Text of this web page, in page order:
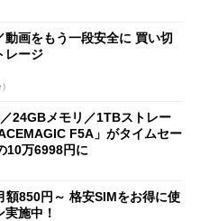
動画をもう一段安全に 買い切
レージ
24GBメモリ／1TBストレー
F5A」がタイムセー
10万6998円に
額850円～ 格安SIMをお得に使
実施中！